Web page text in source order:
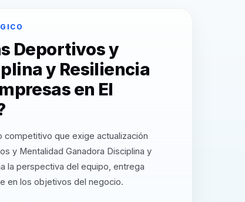
Deportivos y
y Resiliencia
en El
competitivo que exige actualización
y Mentalidad Ganadora Disciplina y
la perspectiva del equipo, entrega
en los objetivos del negocio.